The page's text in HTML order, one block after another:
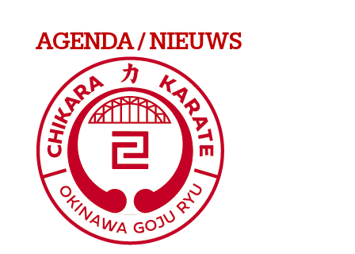
AGENDA / NIEUWS